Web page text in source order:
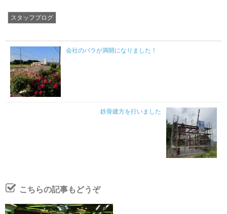
スタッフブログ
会社のバラが満開になりました！
鉄骨建方を行いました
こちらの記事もどうぞ